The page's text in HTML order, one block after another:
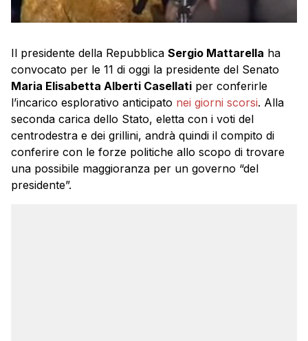
Il presidente della Repubblica Sergio Mattarella ha
convocato per le 11 di oggi la presidente del Senato
Maria Elisabetta Alberti Casellati per conferirle
l’incarico esplorativo anticipato nei giorni scorsi. Alla
seconda carica dello Stato, eletta con i voti del
centrodestra e dei grillini, andrà quindi il compito di
conferire con le forze politiche allo scopo di trovare
una possibile maggioranza per un governo “del
presidente”.